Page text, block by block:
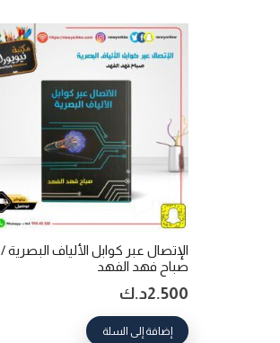
الإتصال عبر كوابل الألياف البصرية /
صباح فهد الفهد
2.500د.ك
إضافة إلى السلة